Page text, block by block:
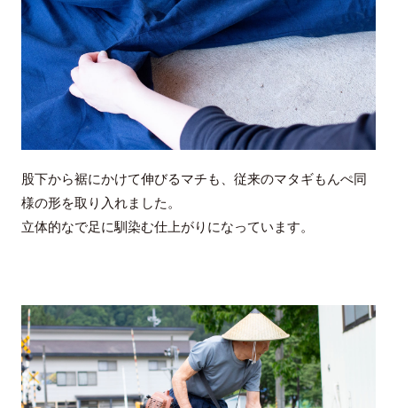
股下から裾にかけて伸びるマチも、従来のマタギもんぺ同
様の形を取り入れました。
立体的なで足に馴染む仕上がりになっています。